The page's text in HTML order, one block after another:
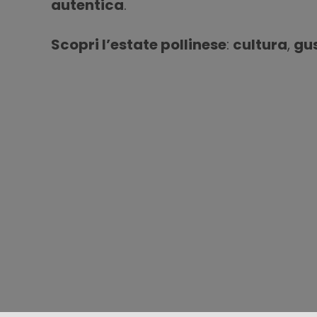
autentica.
Scopri l’estate pollinese: cultura,